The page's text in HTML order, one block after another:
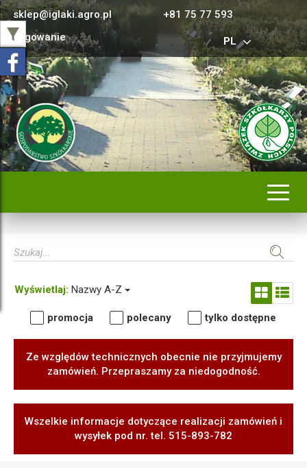
sklep@iglaki.agro.pl
+81 75 77 593
Logowanie
PL
Wyświetlaj: Nazwy A-Z
promocja polecany tylko dostępne
Ze względów technicznych obecnie nie przyjmujemy
zamówień. Przepraszamy za niedogodność.
Wszelkie informacje dotyczące realizacji zamówień i
wysyłek pod nr. tel. 515-893-782